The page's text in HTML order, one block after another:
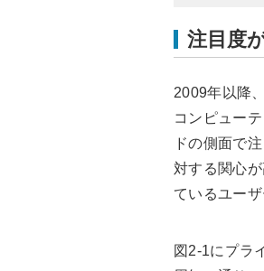
注目度
2009年以降
コンピュー
ドの側面で
対する関心
ているユー
図2-1にプラ